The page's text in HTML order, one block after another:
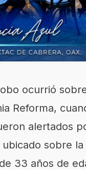
ocurrió
Reforma,
alertados
sobre
33 años de